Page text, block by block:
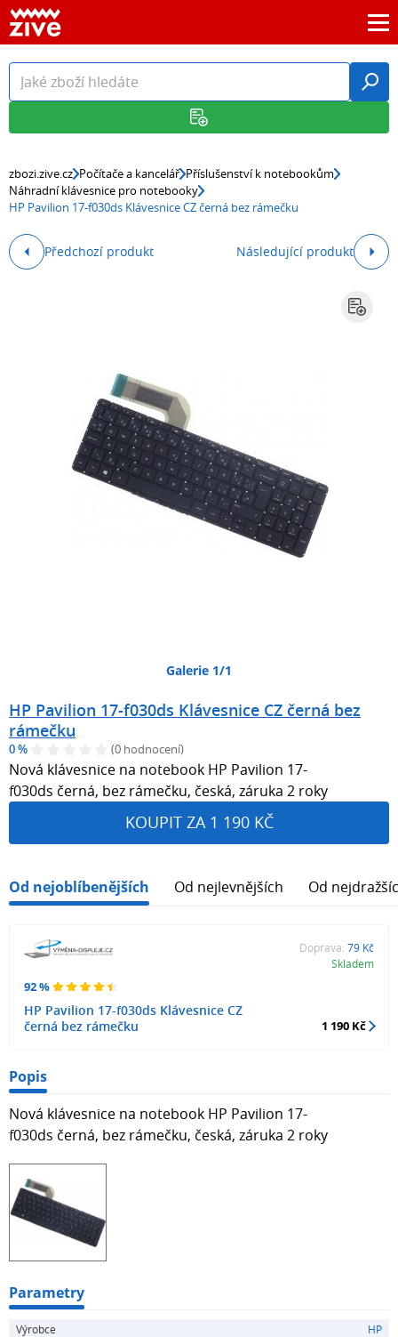
zbozi.zive.cz Počítače a kancelář Příslušenství k notebookům
Náhradní klávesnice pro notebooky
HP Pavilion 17-f030ds Klávesnice CZ černá bez rámečku
Předchozí produkt Následující produkt
Galerie 1/1
HP Pavilion 17-f030ds Klávesnice CZ černá bez
rámečku
0 % (0 hodnocení)
Nová klávesnice na notebook HP Pavilion 17-
f030ds černá, bez rámečku, česká, záruka 2 roky
KOUPIT ZA 1 190 KČ
Od nejoblíbenějších Od nejlevnějších Od
92 %
HP Pavilion 17-f030ds Klávesnice CZ
černá bez rámečku
Doprava: 79 Kč
Skladem
1 190 Kč
Popis
Nová klávesnice na notebook HP Pavilion 17-
f030ds černá, bez rámečku, česká, záruka 2 roky
Parametry
Výrobce HP